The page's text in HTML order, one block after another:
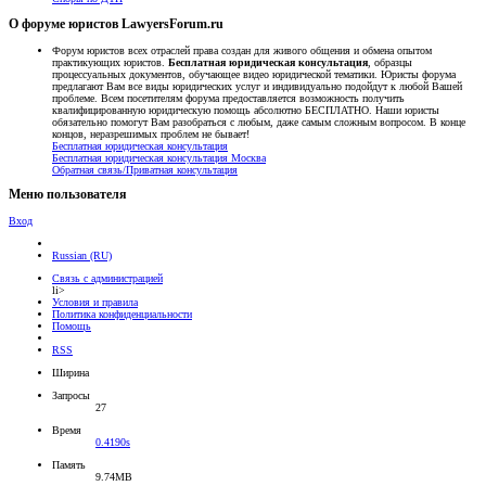
О форуме юристов LawyersForum.ru
Форум юристов всех отраслей права создан для живого общения и обмена опытом
практикующих юристов. Бесплатная юридическая консультация , образцы
процессуальных документов, обучающее видео юридической тематики. Юристы форума
предлагают Вам все виды юридических услуг и индивидуально подойдут к любой Вашей
проблеме. Всем посетителям форума предоставляется возможность получить
квалифицированную юридическую помощь абсолютно БЕСПЛАТНО. Наши юристы
обязательно помогут Вам разобраться с любым, даже самым сложным вопросом. В конце
концов, неразрешимых проблем не бывает!
Бесплатная юридическая консультация
Бесплатная юридическая консультация Москва
Обратная связь/Приватная консультация
Меню пользователя
Вход
Russian (RU)
Связь с администрацией
li>
Условия и правила
Политика конфиденциальности
Помощь
RSS
Ширина
Запросы
27
Время
0.4190s
Память
9.74MB